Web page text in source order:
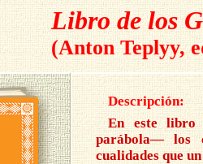
Libro de los
(Anton Teplyy,
Descripción:
En este libro
parábola— los
cualidades que